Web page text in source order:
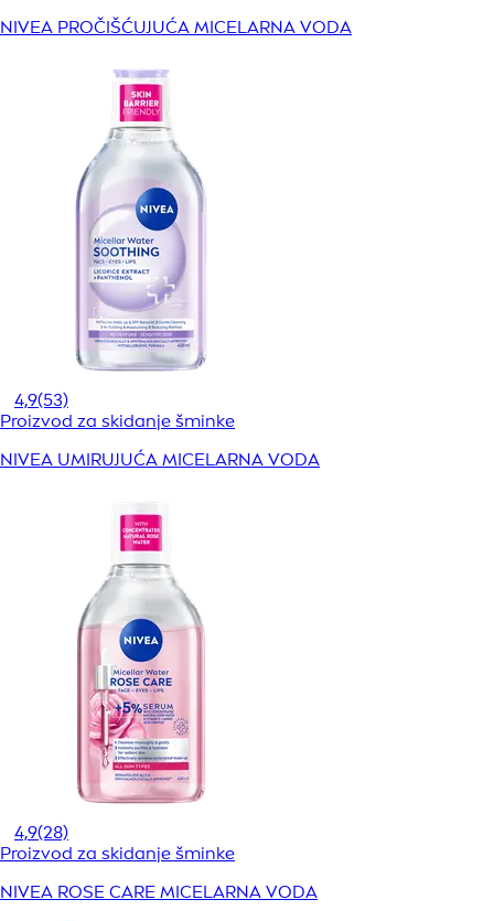
NIVEA PROČIŠĆUJUĆA MICELARNA VODA
4,9(53)
Proizvod za skidanje šminke
NIVEA UMIRUJUĆA MICELARNA VODA
4,9(28)
Proizvod za skidanje šminke
NIVEA ROSE CARE MICELARNA VODA